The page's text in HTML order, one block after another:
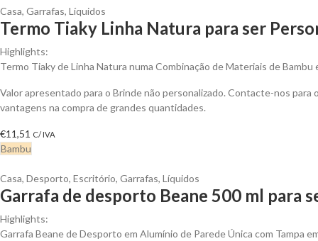
Casa, Garrafas, Líquidos
Termo Tiaky Linha Natura para ser
Highlights:
Termo Tiaky de Linha Natura numa Combinação de Materiais de Bambu
Valor apresentado para o Brinde não personalizado. Contacte-nos para
vantagens na compra de grandes quantidades.
€11,51 C/ IVA
Bambu
Casa, Desporto, Escritório, Garrafas, Líquidos
Garrafa de desporto Beane 500 ml para
Highlights:
Garrafa Beane de Desporto em Alumínio de Parede Única com Tampa